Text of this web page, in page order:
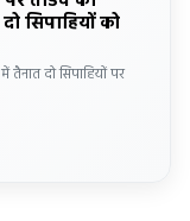
सिपाहियों को
दो सिपाहियों पर